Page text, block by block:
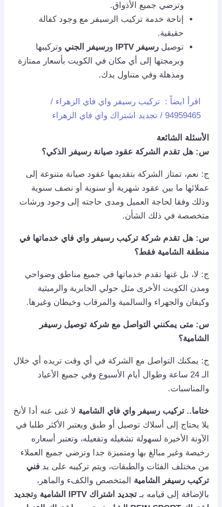
وترضي جميع الأذواق.
إتاحة خدمة تركيب الرسيفر مع وجود كفالة
حقيقية.
توصيلرسيفر IPTV ورسيفر الجني وتركيبها
وبرمجتها إلى أي مكان في الكويت بأسعار ممتازة
ومذهلة وفي متناول يدك.
اقرأ ايضاً : تركيب رسيفر واي فاي الزهراء /
94959465 / تجديد اشتراك واي فاي الزهراء
الأسئلة الشائعة
س: هل تقدم الشركة عقود صيانة رسيفر الذكي؟
ج: نعم، تمتاز الشركة بتقديمها عقود صيانة متنوعة إلى
عملائها ما بين عقود شهرية أو سنوية أو نصف سنوية
وذلك وفقا لحاجة العميل ومدى حاجته إلى وجود ورشات
متخصصة في ذلك الشأن.
س: هل تقدم شركة تركيب رسيفر واي فاي خدماتها في
منطقة الشامية فقط؟
ج: لا، بل غنها تقدم خدماتها في جميع مناطق وضواحي
ومدن الكويت الأخرى مثل حولي الجابرية والرميثية
وكيفان والجهراء والسالمية والمرقاب وخيطان وغيرها.
س: متى يمكنني التواصل مع شركة توصيل رسيفر
الشامية؟
ج: يمكنك التواصل مع الشركة في أي وقت تريده أي خلال
الـ 24 ساعة وطوال أيام الأسبوع وفي جميع الأعياد
والمناسبات.
ختاما.. تركيب رسيفر واي فاي الشامية لا غنى عنه أدا لأنخ
يلا يحتاج إلى أسلاك توصيل أو طبق ويعتبر الأكثر طلبا في
الآونة الأخيرة لسهولة تشغيله وتفعيله، وتعتبر أسعاره
رخيصة وغير مبالغ بها ومتميزة جدا وترضي جميع العملاء
من مختلف الفئات والطبقات، ويتم تركيبه على يدفني
تركيب رسيفر الشامية المتخصص والكفء والماهر،
بالإضافة إلى قيامه بـتجديد اشتراك IPTV الشامية وتجديد